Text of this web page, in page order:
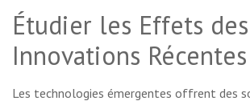
Étudier les Effets des
Innovations Récentes
Les technologies émergentes offrent des